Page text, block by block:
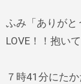
ふみ「ありがと
LOVE！！抱い
７時41分にた